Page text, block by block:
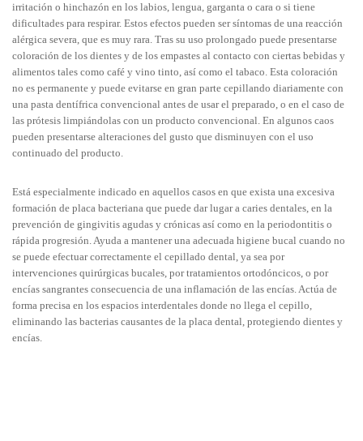
irritación o hinchazón en los labios, lengua, garganta o cara o si tiene
dificultades para respirar. Estos efectos pueden ser síntomas de una reacción
alérgica severa, que es muy rara. Tras su uso prolongado puede presentarse
coloración de los dientes y de los empastes al contacto con ciertas bebidas y
alimentos tales como café y vino tinto, así como el tabaco. Esta coloración
no es permanente y puede evitarse en gran parte cepillando diariamente con
una pasta dentífrica convencional antes de usar el preparado, o en el caso de
las prótesis limpiándolas con un producto convencional. En algunos caos
pueden presentarse alteraciones del gusto que disminuyen con el uso
continuado del producto.
Está especialmente indicado en aquellos casos en que exista una excesiva
formación de placa bacteriana que puede dar lugar a caries dentales, en la
prevención de gingivitis agudas y crónicas así como en la periodontitis o
rápida progresión. Ayuda a mantener una adecuada higiene bucal cuando no
se puede efectuar correctamente el cepillado dental, ya sea por
intervenciones quirúrgicas bucales, por tratamientos ortodóncicos, o por
encías sangrantes consecuencia de una inflamación de las encías. Actúa de
forma precisa en los espacios interdentales donde no llega el cepillo,
eliminando las bacterias causantes de la placa dental, protegiendo dientes y
encías.